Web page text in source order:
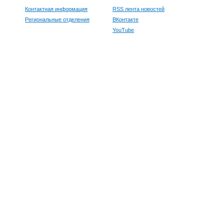
Контактная информация
Региональные отделения
RSS лента новостей
ВКонтакте
YouTube